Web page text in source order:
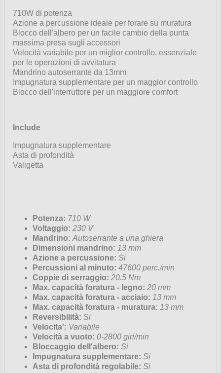
710W di potenza
Azione a percussione ideale per forare su muratura
Blocco dell'albero per un facile cambio della punta
massima presa sugli accessori
Velocità variabile per un miglior controllo, essenziale
per le operazioni di avvitatura
Mandrino autoserrante da 13mm
Impugnatura supplementare per un maggior controllo
Blocco dell'interruttore per un maggiore comfort
Include
Impugnatura supplementare
Asta di profondità
Valigetta
Potenza: 710 W
Voltaggio: 230 V
Mandrino: Autoserrante a una ghiera
Dimensioni mandrino: 13 mm
Azione a percussione: Si
Percussioni al minuto: 47600 perc./min
Coppie di serraggio: 20.5 Nm
Max. capacità foratura - legno: 20 mm
Max. capacità foratura - acciaio: 13 mm
Max. capacità foratura - muratura: 13 mm
Reversibilità: Si
Velocita': Variabile
Velocità a vuoto: 0-2800 giri/min
Bloccaggio dell'albero: Si
Impugnatura supplementare: Si
Asta di profondità regolabile: Si